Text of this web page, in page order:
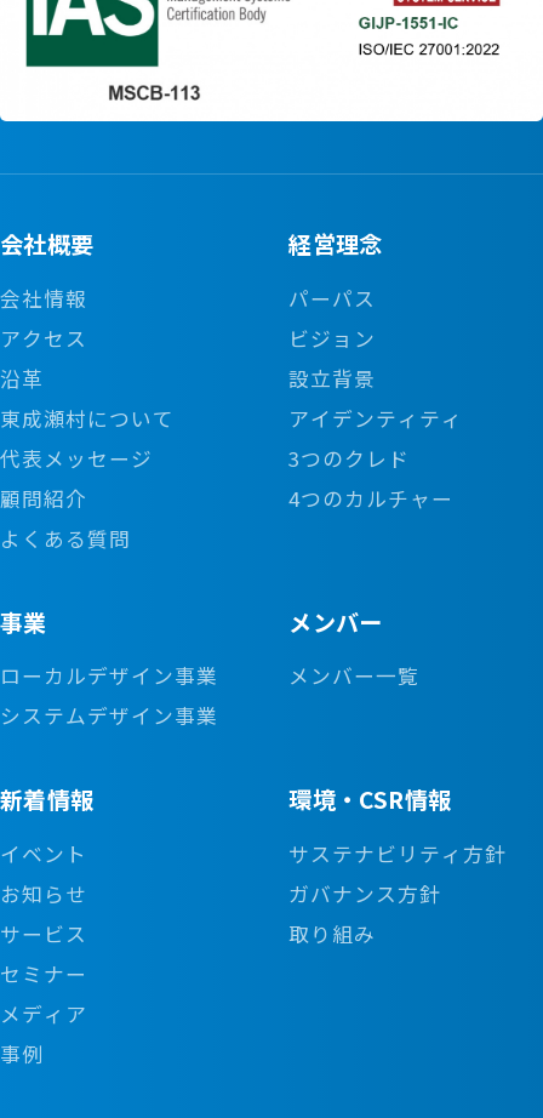
応募時にはご希望を伺いますが、最終的な雇用区分は選
考結果とご本人の意向をもとに面談時にご相談・決定い
心ください。
秋田県雄勝郡東成瀬村
※基礎研修中(約2ヵ月)は出社が中心。
※職種や担当する業務により勤務形態は変動。
※都市部クライアントオフィスへ常駐の可能性あり。
(本人と相談して決定)
月給
月給240,000円
※住宅手当、通勤手当、固定残業手当(月間20時間分)を
含む。
間)
間5時間以下が目標)
※万が一時間外労働が月間20時間を超えた場合、超過
※実務経験者は入社前に査定面談を実施し、スキルや実
募集要項詳細
求人票_東成瀬テックソリューションズ_
令和8年4月～
ご応募
らご応募ください。
※共に入社から6ヵ月は試用期間(有期契約社員)
※「無期雇用（正社員）」と「有期雇用(契約社員：2年
以上3年未満)」の二つの雇用区分を設けております。こ
れらの選考基準は異なり、無期雇用は中長期的なキャリ
応募時にはご希望を伺いますが、最終的な雇用区分は選
考結果とご本人の意向をもとに面談時にご相談・決定い
たします。どちらの枠で応募された場合も、意図せず別
心ください。
勤務地
秋田県雄勝郡東成瀬村
※基礎研修中(約2ヵ月)は出社が中心。
※都市部クライアントオフィスへ常駐の可能性あり。
月給
月給240,000円
含む。
間)
※時間外労働は原則禁止。(全社平均月間時間外労働時
間5時間以下が目標)
※万が一時間外労働が月間20時間を超えた場合、超過
分時間外労働手当を支給。
※実務経験者は入社前に査定面談を実施し、スキルや実
会社概要
会社情報
アクセス
沿革
東成瀬村について
代表メッセージ
顧問紹介
よくある質問
経営理念
パーパス
ビジョン
設立背景
アイデンティティ
3つのクレド
4つのカルチャー
事業
ローカルデザイン事業
システムデザイン事業
メンバー
メンバー一覧
新着情報
イベント
お知らせ
サービス
セミナー
メディア
事例
環境・CSR情報
サステナビリティ方針
ガバナンス方針
取り組み